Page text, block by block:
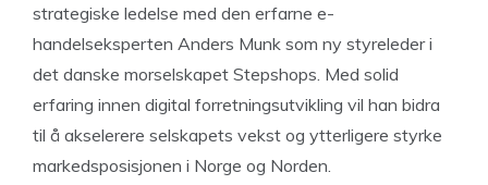
strategiske ledelse med den erfarne e-
handelseksperten Anders Munk som ny styreleder i
det danske morselskapet Stepshops. Med solid
erfaring innen digital forretningsutvikling vil han bidra
til å akselerere selskapets vekst og ytterligere styrke
markedsposisjonen i Norge og Norden.